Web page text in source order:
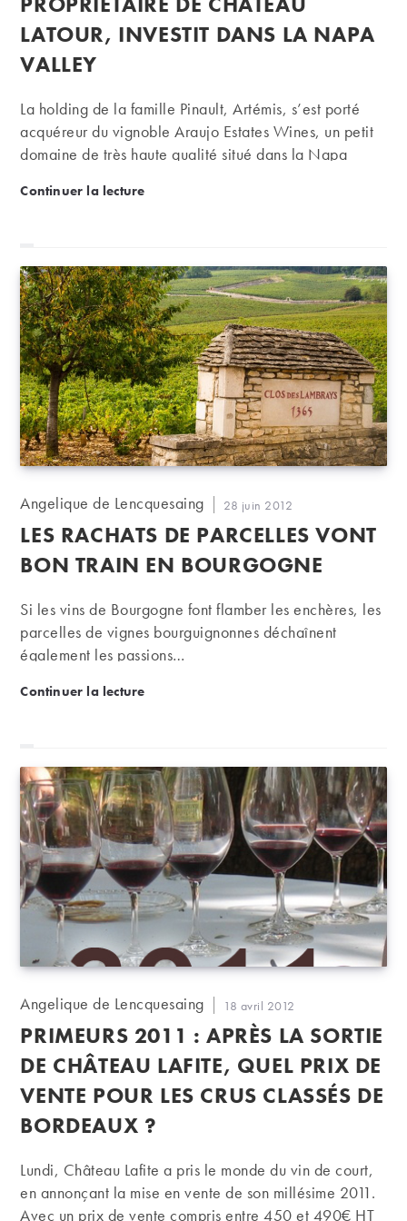
LATOUR, INVESTIT DANS LA NAPA
VALLEY
La holding de la famille Pinault, Artémis, s’est porté
acquéreur du vignoble Araujo Estates Wines, un petit
domaine de très haute qualité situé dans la Napa
Continuer la lectureLa famille Pinault, propriétaire de Château Latour,
Auteur/autrice
la
publication :
Angelique de Lencquesaing
Publication
publiée :
28 juin 2012
LES RACHATS DE PARCELLES VONT
BON TRAIN EN BOURGOGNE
Si les vins de Bourgogne font flamber les enchères, les
parcelles de vignes bourguignonnes déchaînent
également les passions…
Continuer la lectureLes rachats de parcelles vont bon train en
Auteur/autrice
la
publication :
Angelique de Lencquesaing
Publication
publiée :
18 avril 2012
PRIMEURS 2011 : APRÈS LA SORTIE
DE CHÂTEAU LAFITE, QUEL PRIX DE
VENTE POUR LES CRUS CLASSÉS DE
BORDEAUX ?
Lundi, Château Lafite a pris le monde du vin de court,
en annonçant la mise en vente de son millésime 2011.
Avec un prix de vente compris entre 450 et 490€ HT